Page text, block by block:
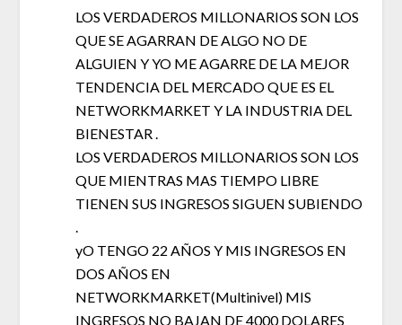
LOS VERDADEROS MILLONARIOS SON LOS
QUE SE AGARRAN DE ALGO NO DE
ALGUIEN Y YO ME AGARRE DE LA MEJOR
TENDENCIA DEL MERCADO QUE ES EL
NETWORKMARKET Y LA INDUSTRIA DEL
BIENESTAR .
LOS VERDADEROS MILLONARIOS SON LOS
QUE MIENTRAS MAS TIEMPO LIBRE
TIENEN SUS INGRESOS SIGUEN SUBIENDO
.
yO TENGO 22 AÑOS Y MIS INGRESOS EN
DOS AÑOS EN
NETWORKMARKET(Multinivel) MIS
INGRESOS NO BAJAN DE 4000 DOLARES